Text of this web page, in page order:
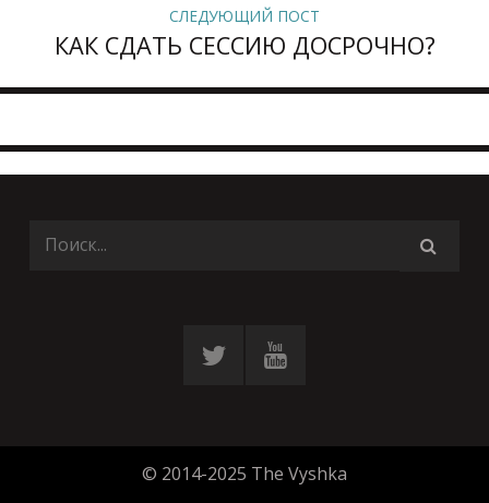
СЛЕДУЮЩИЙ ПОСТ
КАК СДАТЬ СЕССИЮ ДОСРОЧНО?
© 2014-2025 The Vyshka